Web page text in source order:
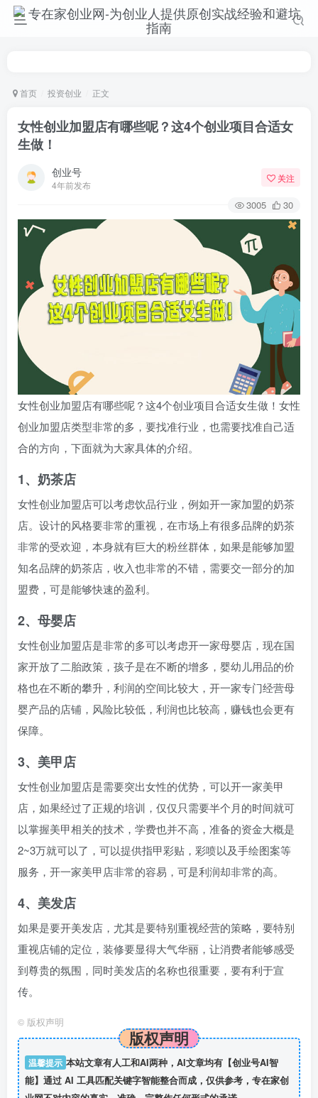
首页 投资创业 正文
女性创业加盟店有哪些呢？这4个创业项目合适女
生做！
创业号
4年前发布
关注
3005 30
女性创业加盟店有哪些呢？这4个创业项目合适女生做！女性
创业加盟店类型非常的多，要找准行业，也需要找准自己适
合的方向，下面就为大家具体的介绍。
1、奶茶店
女性创业加盟店可以考虑饮品行业，例如开一家加盟的奶茶
店。设计的风格要非常的重视，在市场上有很多品牌的奶茶
非常的受欢迎，本身就有巨大的粉丝群体，如果是能够加盟
知名品牌的奶茶店，收入也非常的不错，需要交一部分的加
盟费，可是能够快速的盈利。
2、母婴店
女性创业加盟店是非常的多可以考虑开一家母婴店，现在国
家开放了二胎政策，孩子是在不断的增多，婴幼儿用品的价
格也在不断的攀升，利润的空间比较大，开一家专门经营母
婴产品的店铺，风险比较低，利润也比较高，赚钱也会更有
保障。
3、美甲店
女性创业加盟店是需要突出女性的优势，可以开一家美甲
店，如果经过了正规的培训，仅仅只需要半个月的时间就可
以掌握美甲相关的技术，学费也并不高，准备的资金大概是
2~3万就可以了，可以提供指甲彩贴，彩喷以及手绘图案等
服务，开一家美甲店非常的容易，可是利润却非常的高。
4、美发店
如果是要开美发店，尤其是要特别重视经营的策略，要特别
重视店铺的定位，装修要显得大气华丽，让消费者能够感受
到尊贵的氛围，同时美发店的名称也很重要，要有利于宣
传。
© 版权声明
版权声明
温馨提示 本站文章有人工和AI两种，AI文章均有【创业号AI智
能】通过 AI 工具匹配关键字智能整合而成，仅供参考，专在家创